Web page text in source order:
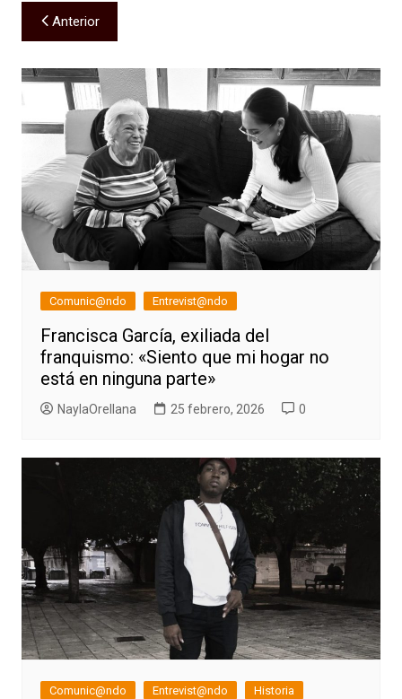
Navegación
de
entradas
Anterior
Comunic@ndo Entrevist@ndo
Francisca García, exiliada del
franquismo: «Siento que mi hogar no
está en ninguna parte»
NaylaOrellana 25 febrero, 2026 0
Comunic@ndo Entrevist@ndo
Historia